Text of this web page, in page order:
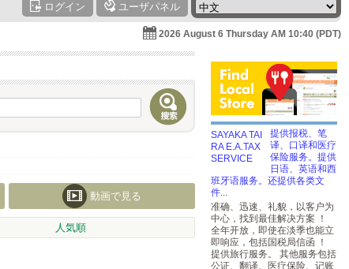
ログイン ユーザパネル
2026 August 6 Thursday AM 10:40 (PDT)
動画で見る
人気順
提供报税、笔
译、口译和医疗
保险服务。提供
日语、英语和西
班牙语服务。还提供各类文
件...
准确、迅速、礼貌，以客户为
中心，找到最佳解决方案 ！
全年开放，即使在淡季也能立
即响应，包括国税局信函 ！
提供旅行服务。 其他服务包括
公证、翻译、医疗保险、记账